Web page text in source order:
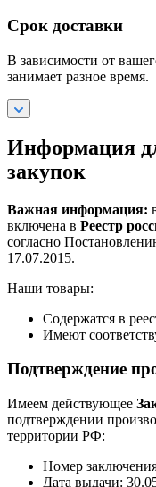
Срок доставки
В зависимости от
занимает разное время.
Информация
закупок
Важная информация:
включена в Реестр
согласно
17.07.2015.
Наши товары:
Содержатся в
Имеют
Подтверждение
Имеем действующее
подтверждении
территории РФ:
Номер
Дата выдачи: